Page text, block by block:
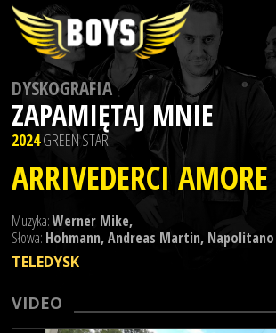
DYSKOGRAFIA
ZAPAMIĘTAJ MNIE
2024GREEN STAR
ARRIVEDERCI AMORE
Muzyka:Werner Mike,
Słowa: Hohmann, Andreas Martin, Napolitano
TELEDYSK
VIDEO